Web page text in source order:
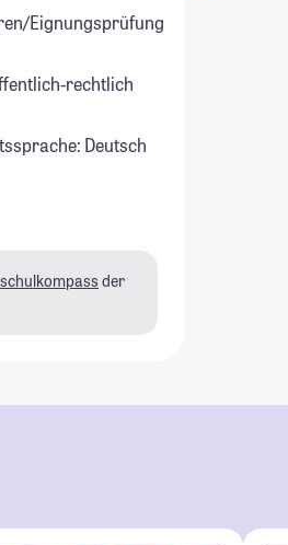
Eignungsprüfung
rechtlich
Deutsch
der